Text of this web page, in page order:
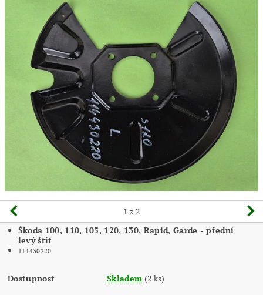
1 z 2
Škoda 100, 110, 105, 120, 130, Rapid, Garde - přední
levý štít
114430220
Dostupnost Skladem (2 ks)